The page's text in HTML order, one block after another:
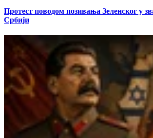
Протест поводом позивања Зеленског у
Србији